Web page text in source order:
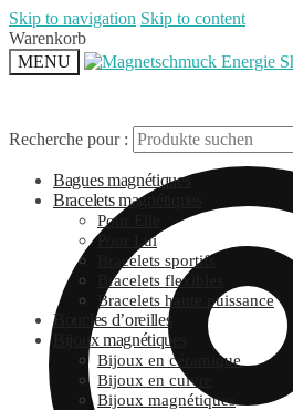
Skip to navigation Skip to content
Warenkorb
MENU
Recherche pour :
Bagues magnétiques
Bracelets magnétiques
Pour Elle
Pour Lui
Bracelets sportifs
Bracelets flexibles
Bracelets haute puissance
Boucles d’oreilles
Bijoux magnétiques
Bijoux en céramique
Bijoux en cuivre
Bijoux magnétiques